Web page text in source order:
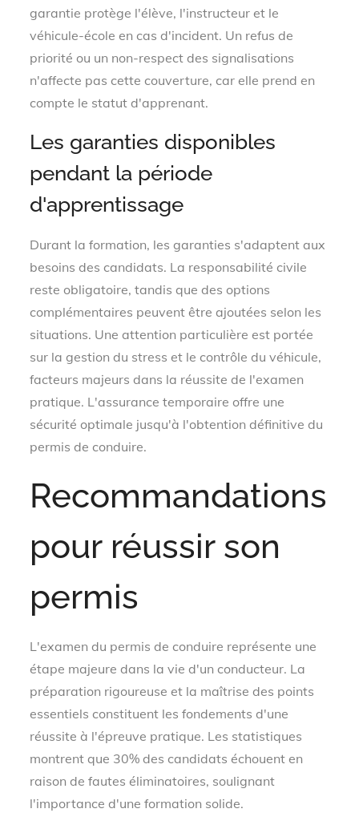
garantie protège l'élève, l'instructeur et le
véhicule-école en cas d'incident. Un refus de
priorité ou un non-respect des signalisations
n'affecte pas cette couverture, car elle prend en
compte le statut d'apprenant.
Les garanties disponibles
pendant la période
d'apprentissage
Durant la formation, les garanties s'adaptent aux
besoins des candidats. La responsabilité civile
reste obligatoire, tandis que des options
complémentaires peuvent être ajoutées selon les
situations. Une attention particulière est portée
sur la gestion du stress et le contrôle du véhicule,
facteurs majeurs dans la réussite de l'examen
pratique. L'assurance temporaire offre une
sécurité optimale jusqu'à l'obtention définitive du
permis de conduire.
Recommandations
pour réussir son
permis
L'examen du permis de conduire représente une
étape majeure dans la vie d'un conducteur. La
préparation rigoureuse et la maîtrise des points
essentiels constituent les fondements d'une
réussite à l'épreuve pratique. Les statistiques
montrent que 30% des candidats échouent en
raison de fautes éliminatoires, soulignant
l'importance d'une formation solide.